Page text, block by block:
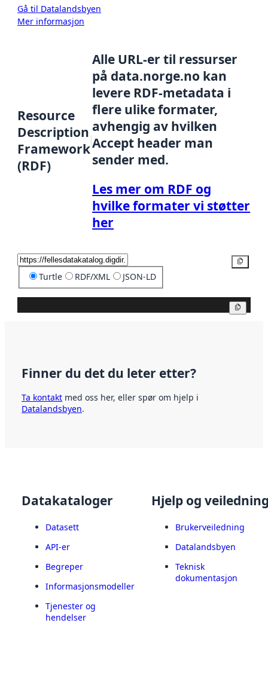
Gå til Datalandsbyen
Mer informasjon
Resource
Description
Framework
(RDF)
Alle URL-er til ressurser
på data.norge.no kan
levere RDF-metadata i
flere ulike formater,
avhengig av hvilken
Accept header man
sender med.
Les mer om RDF og
hvilke formater vi støtter
her
Turtle RDF/XML JSON-LD
Finner du det du leter etter?
Ta kontakt med oss her, eller spør om hjelp i
Datalandsbyen.
Datakataloger
Datasett
API-er
Begreper
Informasjonsmodeller
Tjenester og
hendelser
Hjelp og
Brukerveiledning
Datalandsbyen
Teknisk
dokumentasjon